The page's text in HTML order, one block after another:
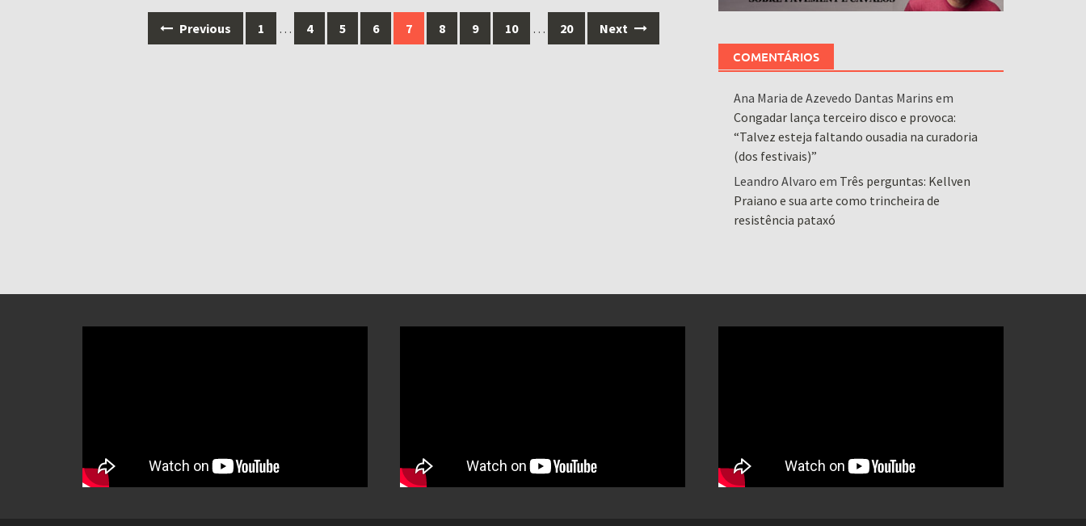
navigation
Previous 1 … 4 5 6 7 8 9 10 … 20 Next
COMENTÁRIOS
Ana Maria de Azevedo Dantas Marins em
Congadar lança terceiro disco e provoca:
“Talvez esteja faltando ousadia na curadoria
(dos festivais)”
Leandro Alvaro em Três perguntas: Kellven
Praiano e sua arte como trincheira de
resistência pataxó